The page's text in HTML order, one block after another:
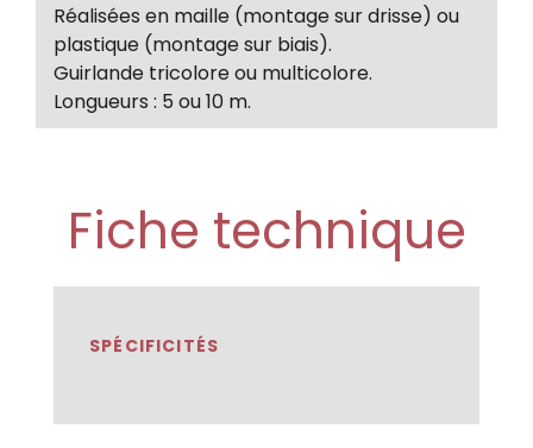
Réalisées en maille (montage sur drisse) ou
plastique (montage sur biais).
Guirlande tricolore ou multicolore.
Longueurs : 5 ou 10 m.
Fiche technique
SPÉCIFICITÉS